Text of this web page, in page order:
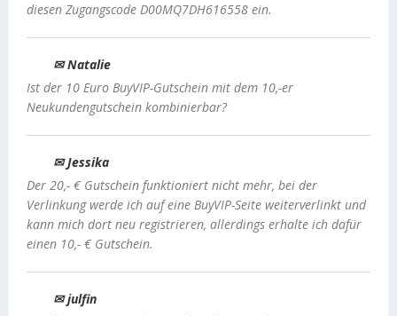
diesen Zugangscode D00MQ7DH616558 ein.
✉ Natalie
Ist der 10 Euro BuyVIP-Gutschein mit dem 10,-er
Neukundengutschein kombinierbar?
✉ Jessika
Der 20,- € Gutschein funktioniert nicht mehr, bei der
Verlinkung werde ich auf eine BuyVIP-Seite weiterverlinkt und
kann mich dort neu registrieren, allerdings erhalte ich dafür
einen 10,- € Gutschein.
✉ julfin